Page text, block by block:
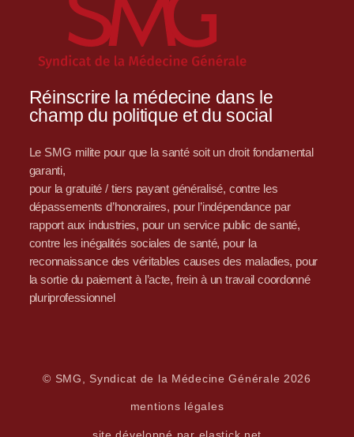
Réinscrire la médecine dans le
champ du politique et du social
Le SMG milite pour que la santé soit un droit fondamental
garanti,
pour la gratuité / tiers payant généralisé, contre les
dépassements d’honoraires, pour l’indépendance par
rapport aux industries, pour un service public de santé,
contre les inégalités sociales de santé, pour la
reconnaissance des véritables causes des maladies, pour
la sortie du paiement à l’acte, frein à un travail coordonné
pluriprofessionnel
© SMG, Syndicat de la Médecine Générale 2026
mentions légales
site développé par elastick.net